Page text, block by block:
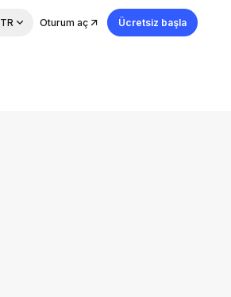
TR Oturum aç Ücretsiz başla